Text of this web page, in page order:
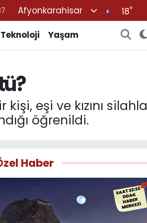
Afyonkarahisar 18°
Teknoloji Yaşam
eşi ve kızını silahla
öğrenildi.
Haber